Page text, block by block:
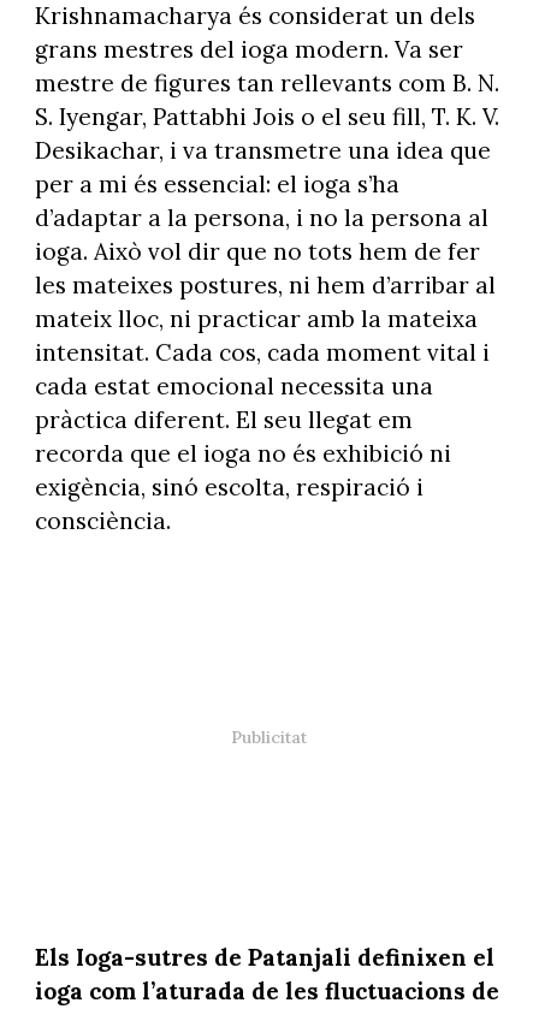
Krishnamacharya és considerat un dels
grans mestres del ioga modern. Va ser
mestre de figures tan rellevants com B. N.
S. Iyengar, Pattabhi Jois o el seu fill, T. K. V.
Desikachar, i va transmetre una idea que
per a mi és essencial: el ioga s’ha
d’adaptar a la persona, i no la persona al
ioga. Això vol dir que no tots hem de fer
les mateixes postures, ni hem d’arribar al
mateix lloc, ni practicar amb la mateixa
intensitat. Cada cos, cada moment vital i
cada estat emocional necessita una
pràctica diferent. El seu llegat em
recorda que el ioga no és exhibició ni
exigència, sinó escolta, respiració i
consciència.
Els Ioga-sutres de Patanjali definixen el
ioga com l’aturada de les fluctuacions de